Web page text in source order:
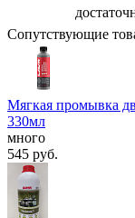
Сопутствующие
Мягкая промывка
330мл
много
545 руб.